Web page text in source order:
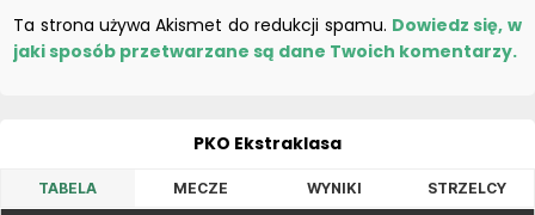
Ta strona używa Akismet do redukcji spamu. Dowiedz się, w
jaki sposób przetwarzane są dane Twoich komentarzy.
PKO Ekstraklasa
TABELA MECZE WYNIKI STRZELCY